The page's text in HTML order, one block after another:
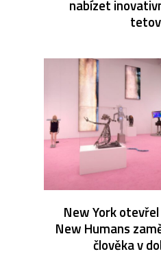
nabízet
New York
New Humans
člověka v